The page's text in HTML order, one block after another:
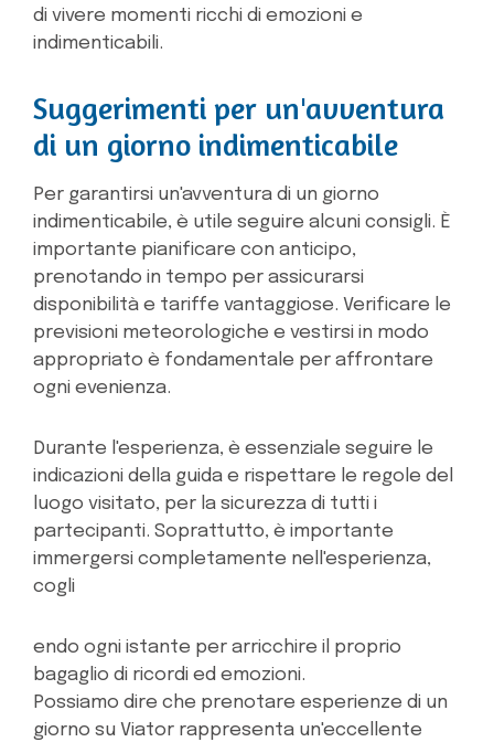
di vivere momenti ricchi di emozioni e
indimenticabili.
Suggerimenti per un'avventura
di un giorno indimenticabile
Per garantirsi un'avventura di un giorno
indimenticabile, è utile seguire alcuni consigli. È
importante pianificare con anticipo,
prenotando in tempo per assicurarsi
disponibilità e tariffe vantaggiose. Verificare le
previsioni meteorologiche e vestirsi in modo
appropriato è fondamentale per affrontare
ogni evenienza.
Durante l'esperienza, è essenziale seguire le
indicazioni della guida e rispettare le regole del
luogo visitato, per la sicurezza di tutti i
partecipanti. Soprattutto, è importante
immergersi completamente nell'esperienza,
cogli
endo ogni istante per arricchire il proprio
bagaglio di ricordi ed emozioni.
Possiamo dire che prenotare esperienze di un
giorno su Viator rappresenta un'eccellente